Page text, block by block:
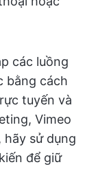
các luồng
bằng cách
tuyến và
Vimeo
hãy sử dụng
để giữ